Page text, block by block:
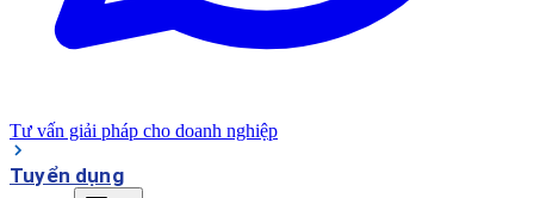
Tư vấn giải pháp cho doanh nghiệp
Tuyển dụng